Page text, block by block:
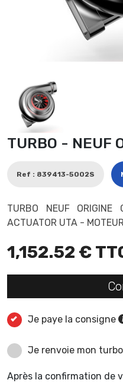
TURBO - NEUF
Ref : 839413-5002S
TURBO NEUF ORIGINE
ACTUATOR UTA -
1,152.52 €
Je paye la consigne
Je renvoie mon turbo
Après la confirmation de